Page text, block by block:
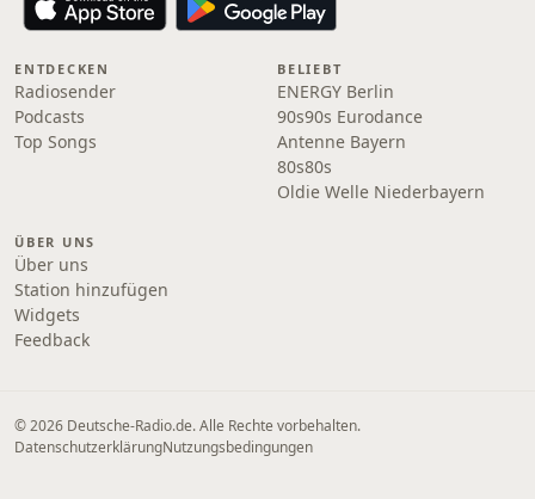
ENTDECKEN
Radiosender
Podcasts
Top Songs
BELIEBT
ENERGY Berlin
90s90s Eurodance
Antenne Bayern
80s80s
Oldie Welle Niederbayern
ÜBER UNS
Über uns
Station hinzufügen
Widgets
Feedback
© 2026 Deutsche-Radio.de. Alle Rechte vorbehalten.
DatenschutzerklärungNutzungsbedingungen